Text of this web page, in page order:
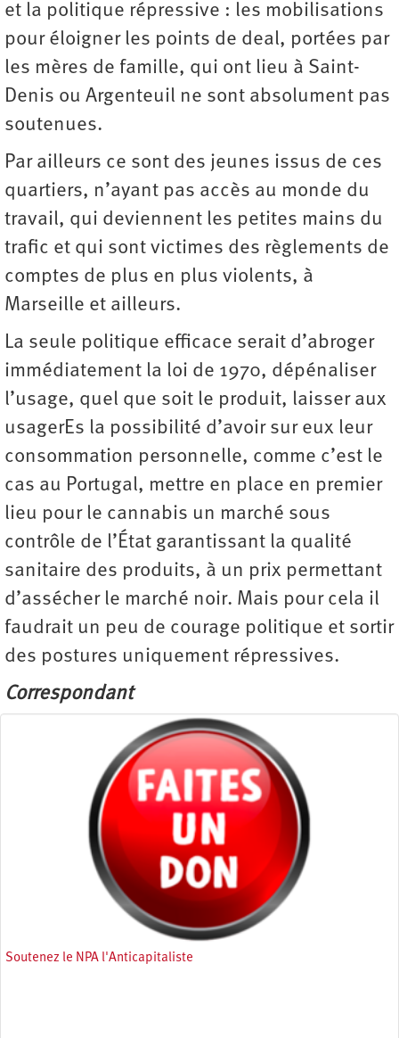
et la politique répressive : les mobilisations
pour éloigner les points de deal, portées par
les mères de famille, qui ont lieu à Saint-
Denis ou Argenteuil ne sont absolument pas
soutenues.
Par ailleurs ce sont des jeunes issus de ces
quartiers, n’ayant pas accès au monde du
travail, qui deviennent les petites mains du
trafic et qui sont victimes des règlements de
comptes de plus en plus violents, à
Marseille et ailleurs.
La seule politique efficace serait d’abroger
immédiatement la loi de 1970, dépénaliser
l’usage, quel que soit le produit, laisser aux
usagerEs la possibilité d’avoir sur eux leur
consommation personnelle, comme c’est le
cas au Portugal, mettre en place en premier
lieu pour le cannabis un marché sous
contrôle de l’État garantissant la qualité
sanitaire des produits, à un prix permettant
d’assécher le marché noir. Mais pour cela il
faudrait un peu de courage politique et sortir
des postures uniquement répressives.
Correspondant
Soutenez le NPA l'Anticapitaliste